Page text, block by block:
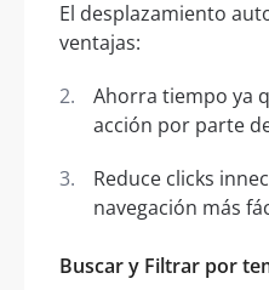
El desplazamiento
ventajas:
Ahorra tiempo ya
acción por parte
Reduce clicks
navegación más
Buscar y Filtrar por